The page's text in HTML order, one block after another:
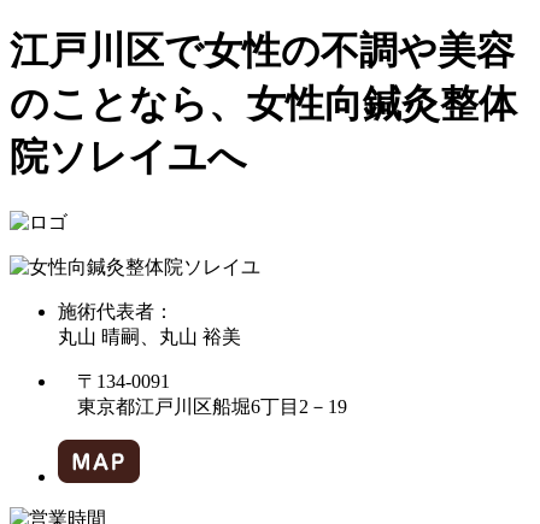
江戸川区で女性の不調や美容
のことなら、女性向鍼灸整体
院ソレイユへ
施術代表者：
丸山 晴嗣、丸山 裕美
〒134-0091
東京都江戸川区船堀6丁目2－19